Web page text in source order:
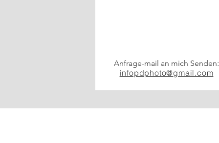
Anfrage-mail an mich Senden:
infopdphoto@gmail.com